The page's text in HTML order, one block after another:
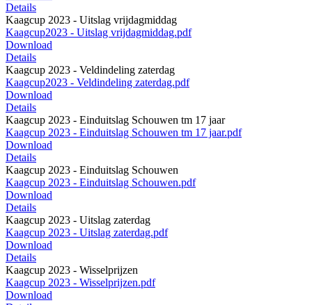
Details
Kaagcup 2023 - Uitslag vrijdagmiddag
Kaagcup2023 - Uitslag vrijdagmiddag.pdf
Download
Details
Kaagcup 2023 - Veldindeling zaterdag
Kaagcup2023 - Veldindeling zaterdag.pdf
Download
Details
Kaagcup 2023 - Einduitslag Schouwen tm 17 jaar
Kaagcup 2023 - Einduitslag Schouwen tm 17 jaar.pdf
Download
Details
Kaagcup 2023 - Einduitslag Schouwen
Kaagcup 2023 - Einduitslag Schouwen.pdf
Download
Details
Kaagcup 2023 - Uitslag zaterdag
Kaagcup 2023 - Uitslag zaterdag.pdf
Download
Details
Kaagcup 2023 - Wisselprijzen
Kaagcup 2023 - Wisselprijzen.pdf
Download